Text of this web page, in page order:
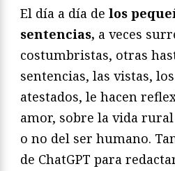
El día a día de los
sentencias, a veces
costumbristas, otras
sentencias, las vistas,
atestados, le hacen
amor, sobre la vida
o no del ser humano.
de ChatGPT para